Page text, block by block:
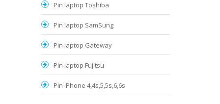
Pin laptop Toshiba
Pin laptop SamSung
Pin laptop Gateway
Pin laptop Fujitsu
Pin iPhone 4,4s,5,5s,6,6s